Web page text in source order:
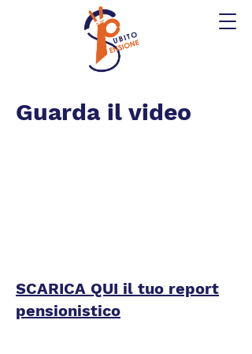
Guarda il video
SCARICA QUI il tuo report
pensionistico